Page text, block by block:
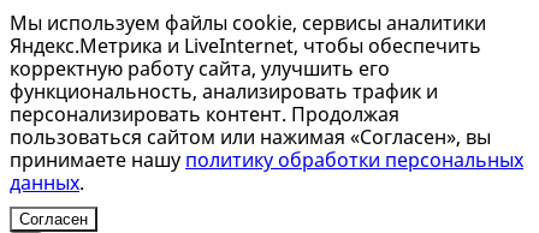
Мы используем файлы cookie, сервисы аналитики
Яндекс.Метрика и LiveInternet, чтобы обеспечить
корректную работу сайта, улучшить его
функциональность, анализировать трафик и
персонализировать контент. Продолжая
пользоваться сайтом или нажимая «Согласен», вы
принимаете нашу политику обработки персональных
данных.
Согласен